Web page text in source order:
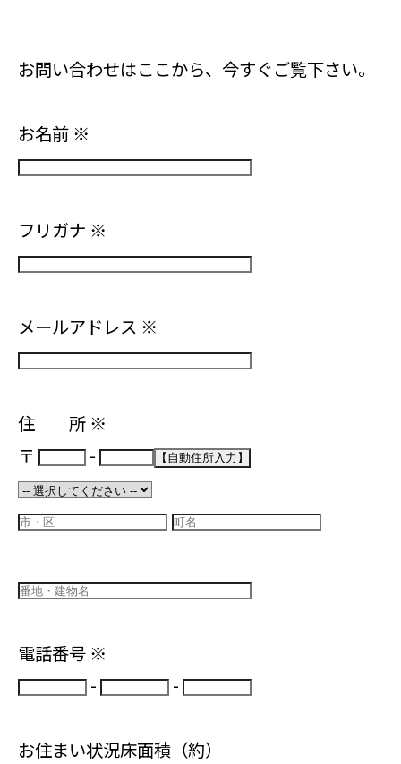
お問い合わせはここから、今すぐご覧下さい。
お名前 ※
フリガナ ※
メールアドレス ※
住 所 ※
〒
-
電話番号 ※
-
-
お住まい状況床面積（約）